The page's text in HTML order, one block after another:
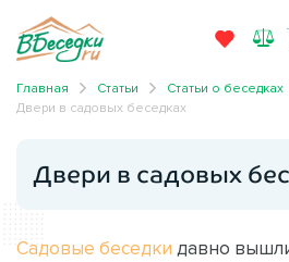
Главная Статьи
Статьи о беседках
Двери в садовых беседках
Двери в садовых
Садовые беседки давно